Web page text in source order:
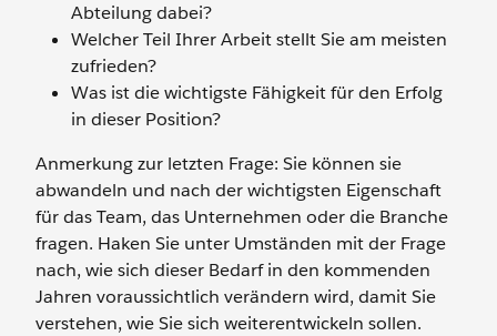
Abteilung dabei?
Welcher Teil Ihrer Arbeit stellt Sie am meisten
zufrieden?
Was ist die wichtigste Fähigkeit für den Erfolg
in dieser Position?
Anmerkung zur letzten Frage: Sie können sie
abwandeln und nach der wichtigsten Eigenschaft
für das Team, das Unternehmen oder die Branche
fragen. Haken Sie unter Umständen mit der Frage
nach, wie sich dieser Bedarf in den kommenden
Jahren voraussichtlich verändern wird, damit Sie
verstehen, wie Sie sich weiterentwickeln sollen.